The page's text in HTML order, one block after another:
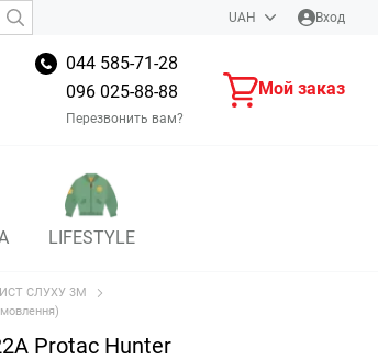
UAH Вход
044 585-71-28
096 025-88-88
Перезвонить вам?
Мой заказ
LIFESTYLE
СЛУХУ 3M
Protac Hunter